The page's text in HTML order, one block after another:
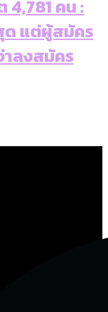
4,781 คน :
ด แต่ผู้สมัคร
ลงสมัคร